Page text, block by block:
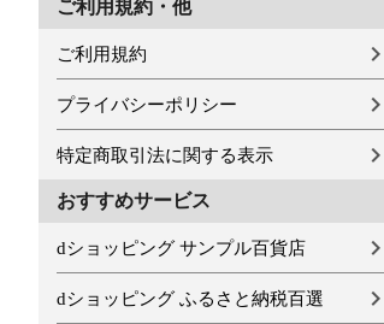
ご利用規約・他
ご利用規約
プライバシーポリシー
特定商取引法に関する表示
おすすめサービス
dショッピング サンプル百貨店
dショッピング ふるさと納税百選